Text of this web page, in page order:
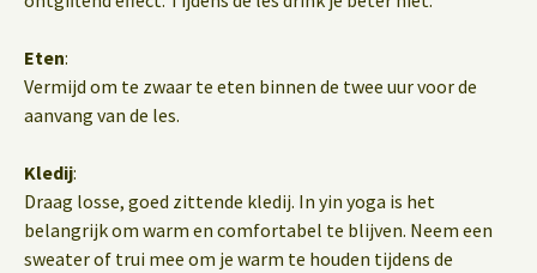
Eten:
Vermijd om te zwaar te eten binnen de twee uur voor de
aanvang van de les.
Kledij:
Draag losse, goed zittende kledij. In yin yoga is het
belangrijk om warm en comfortabel te blijven. Neem een
sweater of trui mee om je warm te houden tijdens de